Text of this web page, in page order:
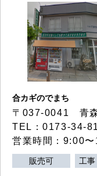
合カギのでまち
〒037-0041 青
TEL：0173-34-
営業時間：9:00
販売可 工